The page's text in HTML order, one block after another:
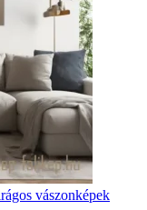
vászonképek